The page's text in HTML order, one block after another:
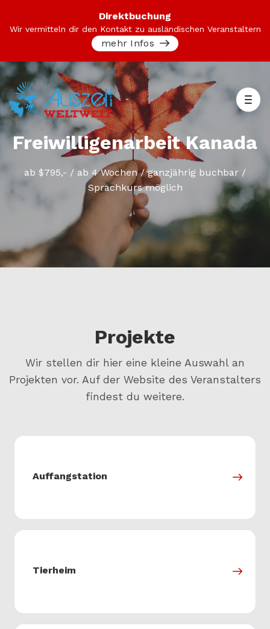
Freiwilligenarbeit Kanada
ab $795,- / ab 4 Wochen / ganzjährig buchbar /
Sprachkurs möglich
Direktbuchung
Wir vermitteln dir den Kontakt zu ausländischen Veranstaltern
mehr Infos
Projekte
Wir stellen dir hier eine kleine Auswahl an
Projekten vor. Auf der Website des Veranstalters
findest du weitere.
Auffangstation
Tierheim